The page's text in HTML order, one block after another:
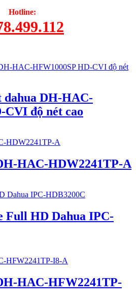
Hotline:
dahua DH-HAC-
CVI độ nét cao
HAC-HDW2241TP-A
Full HD Dahua IPC-
HAC-HFW2241TP-